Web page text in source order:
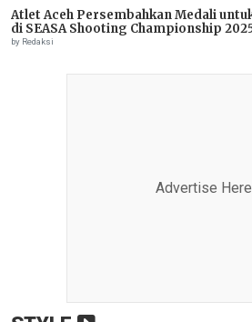
Atlet Aceh Persembahkan Medali
di SEASA Shooting Championship
by Redaksi
Advertise Here